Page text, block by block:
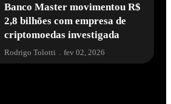
Banco Master movimentou R$
2,8 bilhões com empresa de
criptomoedas investigada
Rodrigo Tolotti fev 02, 2026